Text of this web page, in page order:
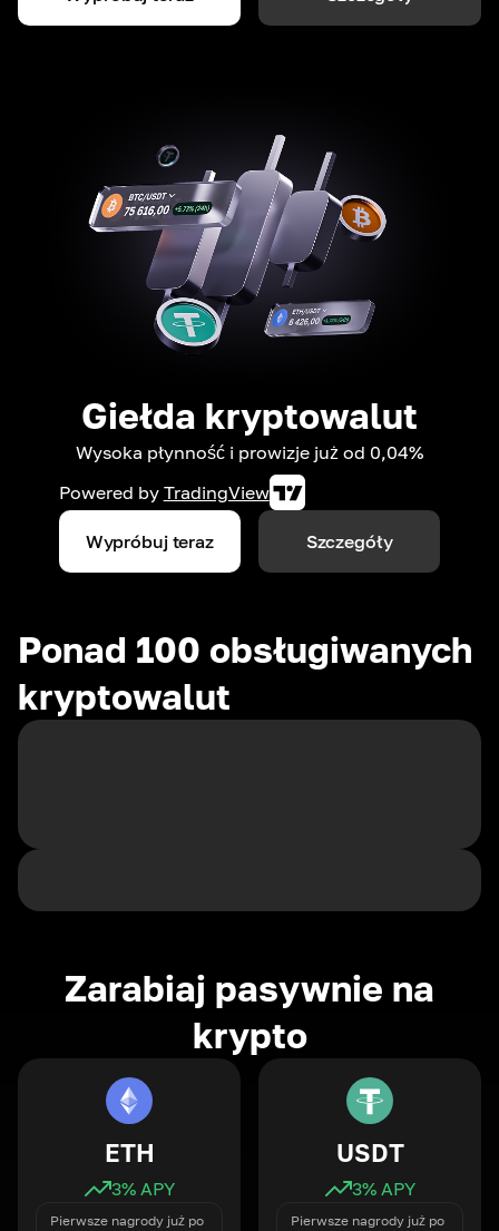
Giełda kryptowalut
Wysoka płynność i prowizje już od 0,04%
Powered by TradingView
Wypróbuj teraz Szczegóły
Ponad 100 obsługiwanych
kryptowalut
Zarabiaj pasywnie na
krypto
ETH
3% APY
Pierwsze nagrody już po
USDT
3% APY
Pierwsze nagrody już po